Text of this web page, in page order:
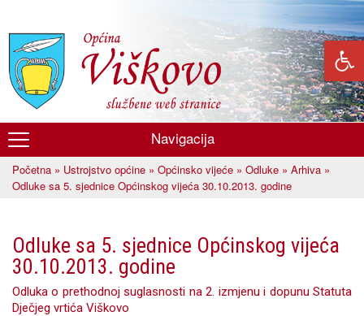
glavni
sadržaj
Općina
Viškovo
Navigacija
Vi ste ovdje
Početna » Ustrojstvo općine » Općinsko vijeće » Odluke » Arhiva »
Odluke sa 5. sjednice Općinskog vijeća 30.10.2013. godine
Odluke sa 5. sjednice Općinskog vijeća
30.10.2013. godine
Odluka o prethodnoj suglasnosti na 2. izmjenu i dopunu Statuta
Dječjeg vrtića Viškovo